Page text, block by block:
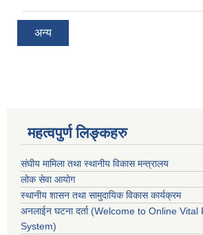
अन्य
महत्वपुर्ण लिङ्कहरु
संघीय मामिला तथा स्थानीय विकास मन्त्रालय
लोक सेवा आयोग
स्थानीय शासन तथा सामुदायिक विकास कार्यक्रम
अनलाईन घटना दर्ता (Welcome to Online
System)